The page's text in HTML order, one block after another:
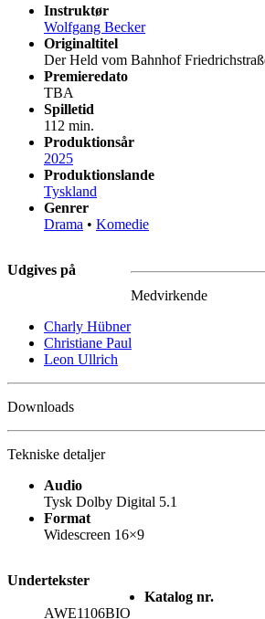
Instruktør
Wolfgang Becker
Originaltitel
Der Held vom Bahnhof
Premieredato
TBA
Spilletid
112 min.
Produktionsår
2025
Produktionslande
Tyskland
Genrer
Drama • Komedie
Udgives på
Medvirkende
Charly Hübner
Christiane Paul
Leon Ullrich
Downloads
Tekniske detaljer
Audio
Tysk Dolby Digital 5.1
Format
Widescreen 16×9
Undertekster
Katalog nr.
AWE1106BIO